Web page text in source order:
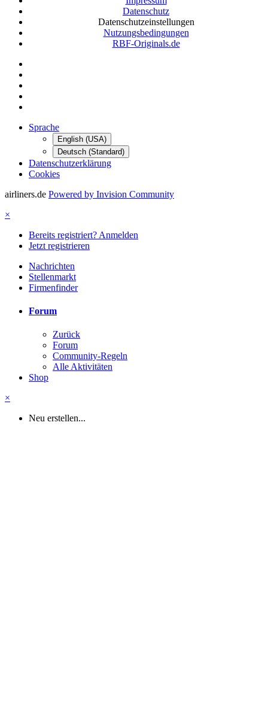
Datenschutz
Datenschutzeinstellungen
Nutzungsbedingungen
RBF-Originals.de
Sprache
English (USA)
Deutsch (Standard)
Datenschutzerklärung
Cookies
airliners.de Powered by Invision Community
×
Bereits registriert? Anmelden
Jetzt registrieren
Nachrichten
Stellenmarkt
Firmenfinder
Forum
Zurück
Forum
Community-Regeln
Alle Aktivitäten
Shop
×
Neu erstellen...